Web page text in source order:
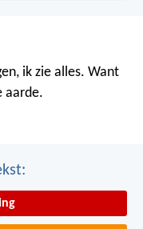
ik zie alles. Want
aarde.